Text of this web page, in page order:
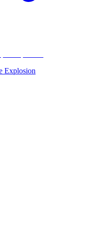
Explosion